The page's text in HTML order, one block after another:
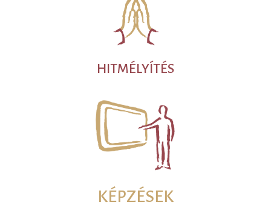
HITMÉLYÍTÉS
KÉPZÉSEK